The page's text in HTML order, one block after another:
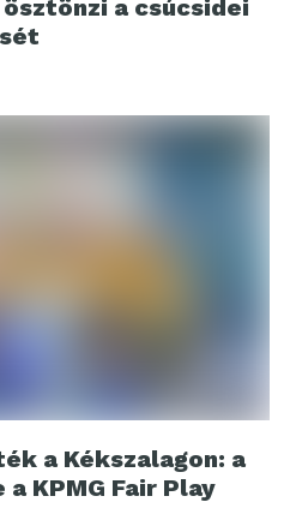
a csúcsidei
a Kékszalagon: a
KPMG Fair Play